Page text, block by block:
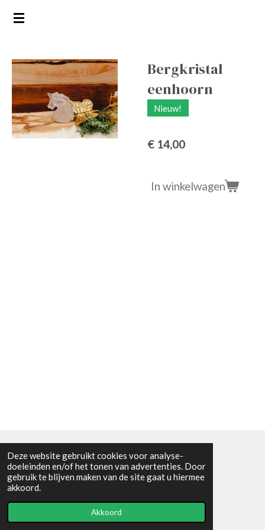
Deze website gebruikt cookies voor analyse-
doeleinden en/of het tonen van advertenties. Door
gebruik te blijven maken van de site gaat u hiermee
akkoord.
Akkoord
Ga
de
hoofdinhoud
Bergkristal
eenhoorn
Nieuw!
€ 14,00
In winkelwagen
Algemene voorwaarden
© 2021 - RC en mineralenshop Het vlinderpad